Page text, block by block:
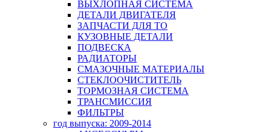
ВЫХЛОПНАЯ СИСТЕМА
ДЕТАЛИ ДВИГАТЕЛЯ
ЗАПЧАСТИ ДЛЯ ТО
КУЗОВНЫЕ ДЕТАЛИ
ПОДВЕСКА
РАДИАТОРЫ
СМАЗОЧНЫЕ МАТЕРИАЛЫ
СТЕКЛООЧИСТИТЕЛЬ
ТОРМОЗНАЯ СИСТЕМА
ТРАНСМИССИЯ
ФИЛЬТРЫ
год выпуска: 2009-2014